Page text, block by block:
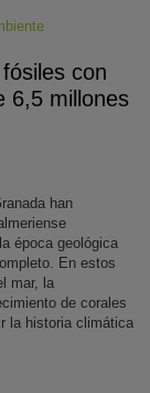
con
6,5 millones
han
época geológica
En estos
mar, la
de corales
la historia climática